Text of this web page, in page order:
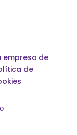
empresa de
de